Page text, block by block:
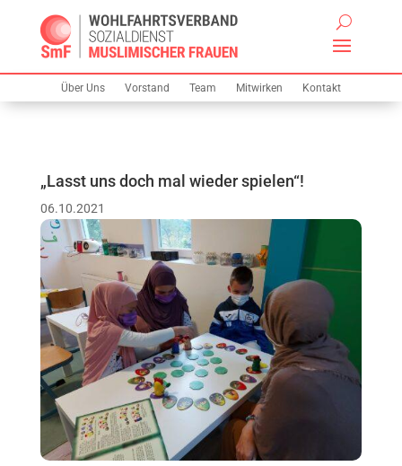
Über Uns Vorstand Team Mitwirken Kontakt
„Lasst uns doch mal wieder spielen“!
06.10.2021